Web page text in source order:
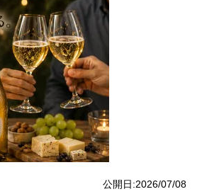
公開日:2026/07/08